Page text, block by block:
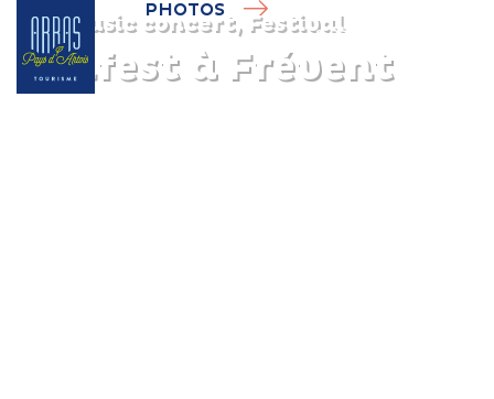
Music concert, Festival
Millfest à Frévent
PHOTOS